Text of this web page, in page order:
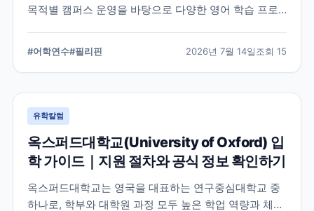
목적별 캠퍼스 운영을 바탕으로 다양한 영어 학습 프로
생이 알아야 할 내용을 정리했습니다.
#어학연수#필리핀 2026년 7월 14일조회 15
유학칼럼
옥스퍼드대학교(University of Oxford) 입
학 가이드｜지원 절차와 공식 정보 확인하기
옥스퍼드대학교는 영국을 대표하는 연구중심대학교 중
하나로, 학부와 대학원 과정 모두 높은 학업 역량과 체계